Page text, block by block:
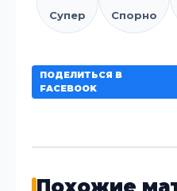
Супер Спорно
ПОДЕЛИТЬСЯ В
FACEBOOK